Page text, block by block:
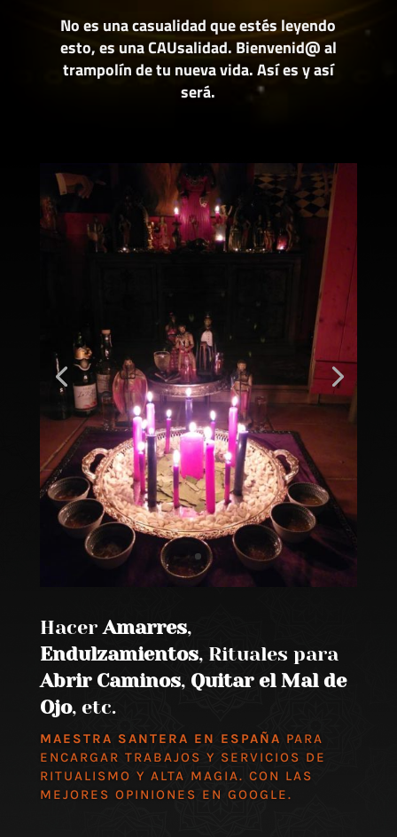
No es una casualidad que estés leyendo
esto, es una CAUsalidad. Bienvenid@ al
trampolín de tu nueva vida. Así es y así
será.
Hacer Amarres,
Endulzamientos, Rituales para
Abrir Caminos, Quitar el Mal de
Ojo, etc.
MAESTRA SANTERA EN ESPAÑA PARA
ENCARGAR TRABAJOS Y SERVICIOS DE
RITUALISMO Y ALTA MAGIA. CON LAS
MEJORES OPINIONES EN GOOGLE.